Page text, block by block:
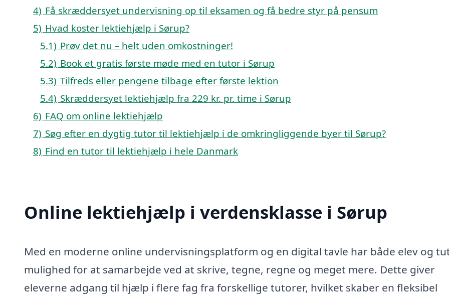
4) Få skræddersyet undervisning op til eksamen og få bedre styr på pensum
5) Hvad koster lektiehjælp i Sørup?
5.1) Prøv det nu – helt uden omkostninger!
5.2) Book et gratis første møde med en tutor i Sørup
5.3) Tilfreds eller pengene tilbage efter første lektion
5.4) Skræddersyet lektiehjælp fra 229 kr. pr. time i Sørup
6) FAQ om online lektiehjælp
7) Søg efter en dygtig tutor til lektiehjælp i de omkringliggende byer til Sørup?
8) Find en tutor til lektiehjælp i hele Danmark
Online lektiehjælp i verdensklasse i Sørup
Med en moderne online undervisningsplatform og en digital tavle har både elev og
mulighed for at samarbejde ved at skrive, tegne, regne og meget mere. Dette giver
eleverne adgang til hjælp i flere fag fra forskellige tutorer, hvilket skaber en fleksibel